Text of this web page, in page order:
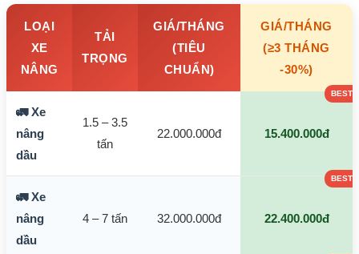
LOẠI
XE
NÂNG
TẢI
TRỌNG
GIÁ/THÁNG
(TIÊU
CHUẨN)
GIÁ/THÁNG
(≥3 THÁNG
-30%)
🚛 Xe
nâng
dầu
1.5 – 3.5
tấn
22.000.000đ 15.400.000đ
🚛 Xe
nâng
dầu
4 – 7 tấn 32.000.000đ 22.400.000đ